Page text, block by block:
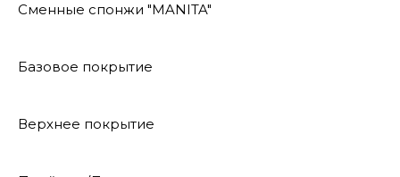
Сменные спонжи "MANITA"
Базовое покрытие
Верхнее покрытие